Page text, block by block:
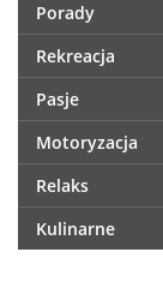
Porady
Rekreacja
Pasje
Motoryzacja
Relaks
Kulinarne